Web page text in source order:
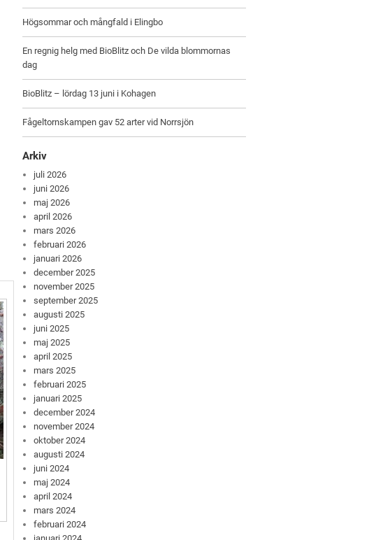
Högsommar och mångfald i Elingbo
En regnig helg med BioBlitz och De vilda blommornas
dag
BioBlitz – lördag 13 juni i Kohagen
Fågeltornskampen gav 52 arter vid Norrsjön
Arkiv
juli 2026
juni 2026
maj 2026
april 2026
mars 2026
februari 2026
januari 2026
december 2025
november 2025
september 2025
augusti 2025
juni 2025
maj 2025
april 2025
mars 2025
februari 2025
januari 2025
december 2024
november 2024
oktober 2024
augusti 2024
juni 2024
maj 2024
april 2024
mars 2024
februari 2024